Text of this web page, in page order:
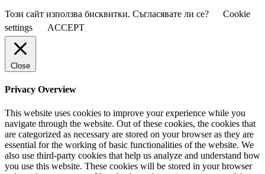
Този сайт използва бисквитки. Съгласявате ли се?
Cookie
settings
ACCEPT
Close
Privacy Overview
This website uses cookies to improve your experience while you
navigate through the website. Out of these cookies, the cookies that
are categorized as necessary are stored on your browser as they are
essential for the working of basic functionalities of the website. We
also use third-party cookies that help us analyze and understand how
you use this website. These cookies will be stored in your browser